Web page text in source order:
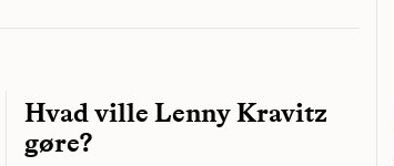
Hvad ville Lenny Kravitz
gøre?